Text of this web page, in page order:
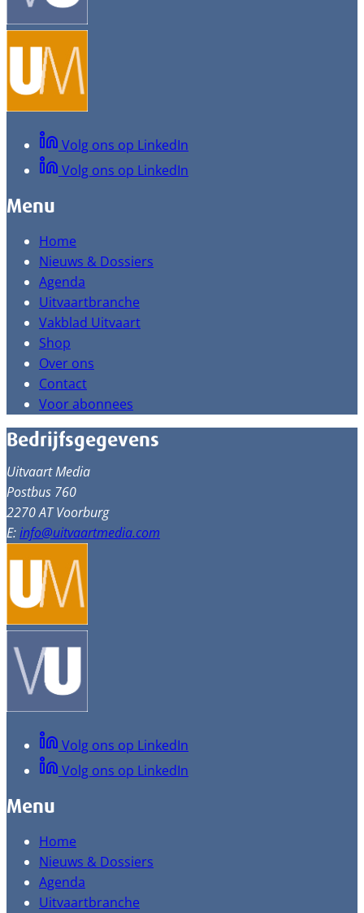
Volg ons op LinkedIn
Volg ons op LinkedIn
Menu
Home
Nieuws & Dossiers
Agenda
Uitvaartbranche
Vakblad Uitvaart
Shop
Over ons
Contact
Voor abonnees
Bedrijfsgegevens
Uitvaart Media
Postbus 760
2270 AT Voorburg
E:info@uitvaartmedia.com
Volg ons op LinkedIn
Volg ons op LinkedIn
Menu
Home
Nieuws & Dossiers
Agenda
Uitvaartbranche